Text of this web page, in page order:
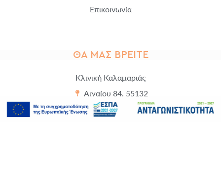
Επικοινωνία
ΘΑ ΜΑΣ ΒΡΕΊΤΕ
Κλινική Καλαμαριάς
Αιγαίου 84, 55132
+30 2310 414 495